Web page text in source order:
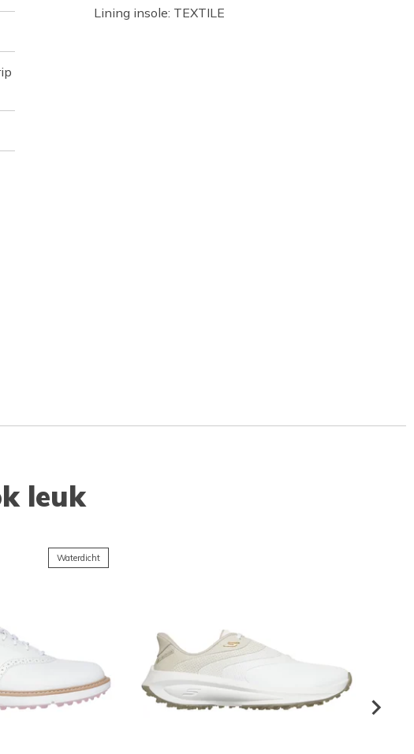
Lining insole: TEXTILE
leuk
Waterdicht